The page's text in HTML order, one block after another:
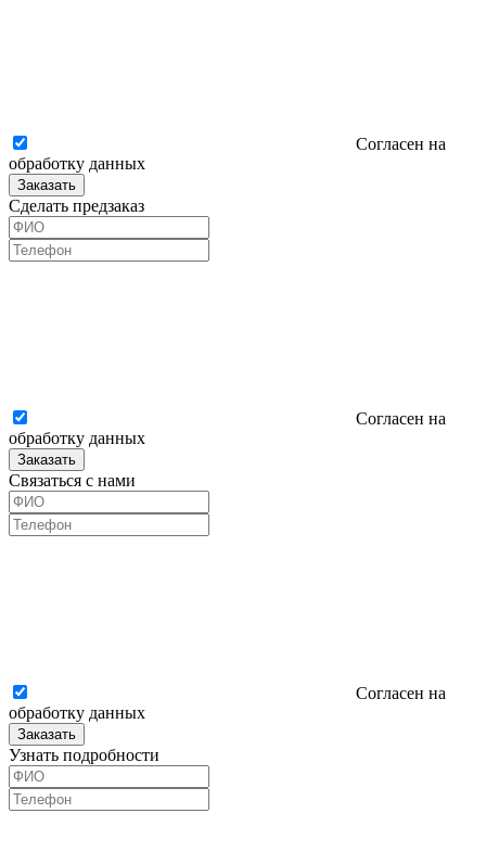
Согласен на
обработку данных
Заказать
Сделать предзаказ
Согласен на
обработку данных
Заказать
Связаться с нами
Согласен на
обработку данных
Заказать
Узнать подробности